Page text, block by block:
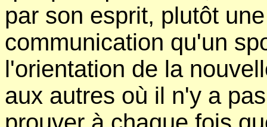
par son esprit, plutôt
communication qu'un
l'orientation de la
aux autres où il n'y a